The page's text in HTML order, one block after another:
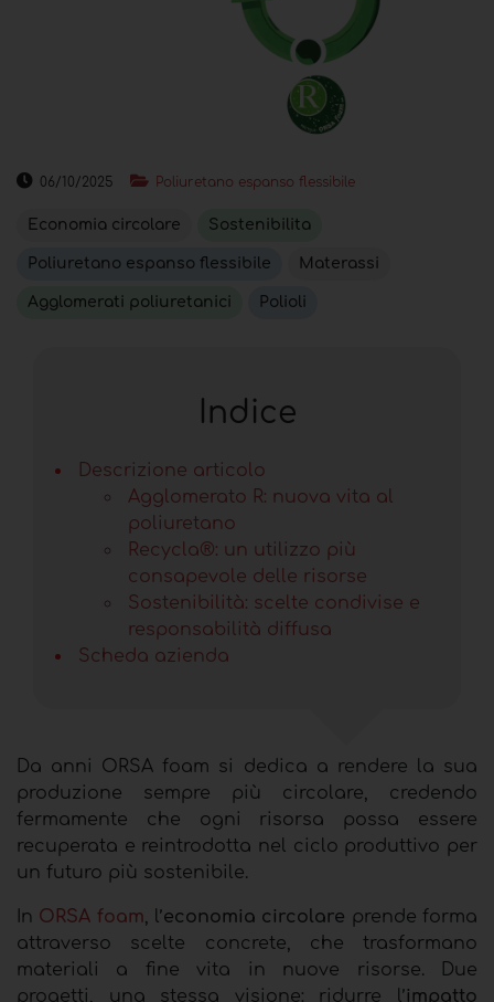
06/10/2025 Poliuretano espanso flessibile
Economia circolare Sostenibilita
Poliuretano espanso flessibile Materassi
Agglomerati poliuretanici Polioli
Indice
Descrizione articolo
Agglomerato R: nuova vita al
poliuretano
Recycla®: un utilizzo più
consapevole delle risorse
Sostenibilità: scelte condivise e
responsabilità diffusa
Scheda azienda
Da anni ORSA foam si dedica a rendere la sua
produzione sempre più circolare, credendo
fermamente che ogni risorsa possa essere
recuperata e reintrodotta nel ciclo produttivo per
un futuro più sostenibile.
In ORSA foam, l’economia circolare prende forma
attraverso scelte concrete, che trasformano
materiali a fine vita in nuove risorse. Due
progetti, una stessa visione: ridurre l’impatto